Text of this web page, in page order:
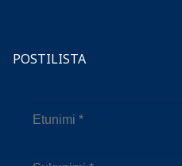
POSTILISTA